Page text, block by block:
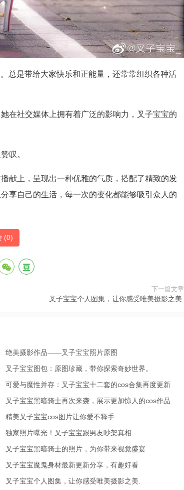
总是带给大家快乐和正能量，还常常组织各种活
在社交媒体上拥有着广泛的影响力，叉子宝宝的
叹。
献上，呈现出一种优雅的气质，搭配了精致的发
享自己的生活，每一次的变化都能够吸引众人的
(0)
下一篇文章
叉子宝宝个人图集，让你感受唯美摄影之美.
绝美摄影作品——叉子宝宝照片原图
叉子宝宝图包：原图珍藏，带你探索奇妙世界。
可爱与魔性并存：叉子宝宝十二套的cos合集再度更新
叉子宝宝黑暗骑士再次来袭，展示更加惊人的cos作品
精美叉子宝宝cos图片让你爱不释手
独家照片曝光！叉子宝宝跟男友吵架真相
叉子宝宝黑暗骑士的照片，为你带来视觉盛宴
叉子宝宝魔鬼身材最新更新分享，有趣好看
叉子宝宝个人图集，让你感受唯美摄影之美.